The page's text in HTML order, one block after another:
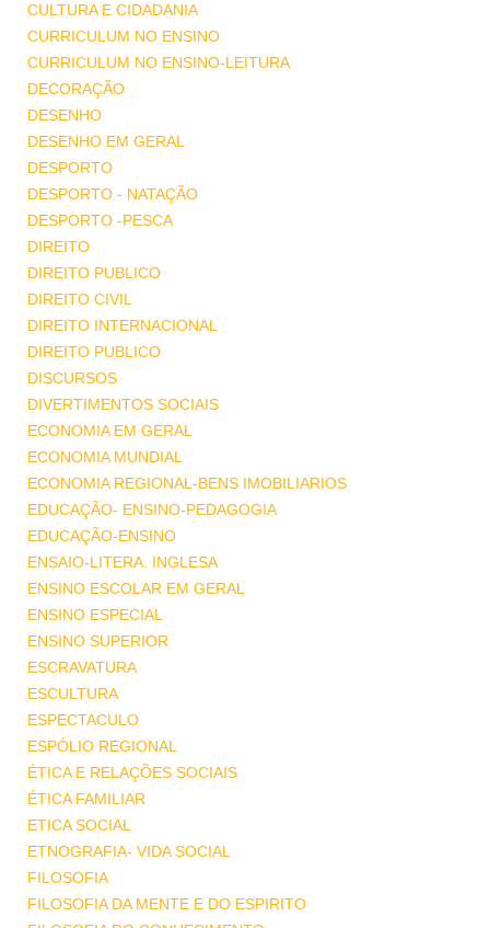
CULTURA E CIDADANIA
CURRICULUM NO ENSINO
CURRICULUM NO ENSINO-LEITURA
DECORAÇÃO
DESENHO
DESENHO EM GERAL
DESPORTO
DESPORTO - NATAÇÃO
DESPORTO -PESCA
DIREITO
DIREITO PUBLICO
DIREITO CIVIL
DIREITO INTERNACIONAL
DIREITO PUBLICO
DISCURSOS
DIVERTIMENTOS SOCIAIS
ECONOMIA EM GERAL
ECONOMIA MUNDIAL
ECONOMIA REGIONAL-BENS IMOBILIARIOS
EDUCAÇÃO- ENSINO-PEDAGOGIA
EDUCAÇÃO-ENSINO
ENSAIO-LITERA. INGLESA
ENSINO ESCOLAR EM GERAL
ENSINO ESPECIAL
ENSINO SUPERIOR
ESCRAVATURA
ESCULTURA
ESPECTACULO
ESPÓLIO REGIONAL
ÉTICA E RELAÇÕES SOCIAIS
ÉTICA FAMILIAR
ETICA SOCIAL
ETNOGRAFIA- VIDA SOCIAL
FILOSOFIA
FILOSOFIA DA MENTE E DO ESPIRITO